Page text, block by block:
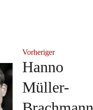
Vorheriger
Hanno
Müller-